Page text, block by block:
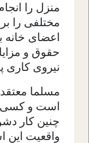
منزل را
مختلفی را
اعضای خانه
حقوق و
نیروی کاری
مسلما
است و کسی
چنین کار
واقعیت این